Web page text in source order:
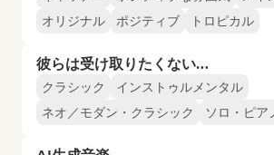
オリジナル
ポジティブ トロピカル
彼らは受け取りたくない…
クラシック
インストゥルメンタル
ネオ／モダン・クラシック
ソロ・ピア